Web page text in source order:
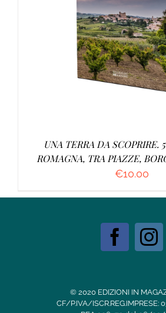
AGGIUNGI AL CARRELLO /
UNA TERRA DA SCOPRIRE.
ROMAGNA, TRA PIAZZE,
€10.00
© 2020 EDIZIONI IN
CF/P.IVA/ISCR.REG.IMPRESE: